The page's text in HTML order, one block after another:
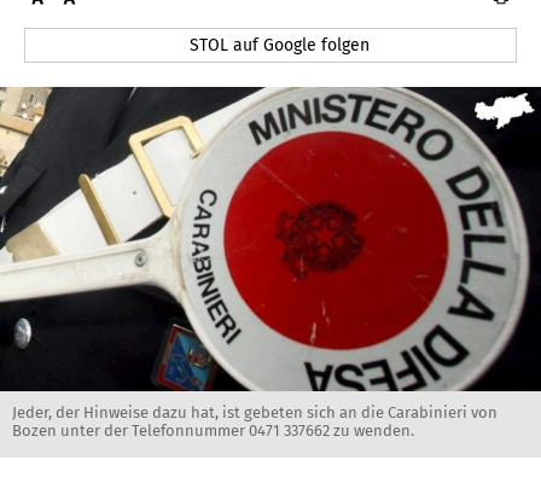
STOL auf Google folgen
Jeder, der Hinweise dazu hat, ist gebeten sich an die Carabinieri von
Bozen unter der Telefonnummer 0471 337662 zu wenden.